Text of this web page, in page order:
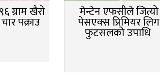
ग्राम खैरो
पक्राउ
मेन्टेन एफसीले जित्यो
पेसएक्स प्रिमियर लिग
फुटसलको उपाधि